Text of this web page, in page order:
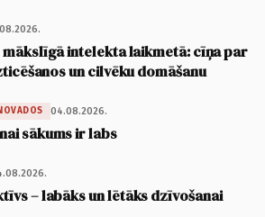
mākslīgā intelekta laikmetā: cīņa par
un cilvēku domāšanu
04.08.2026.
sākums ir labs
– labāks un lētāks dzīvošanai